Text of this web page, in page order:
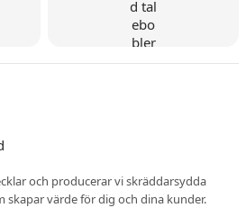
och producerar vi skräddarsydda
skapar värde för dig och dina kunder.